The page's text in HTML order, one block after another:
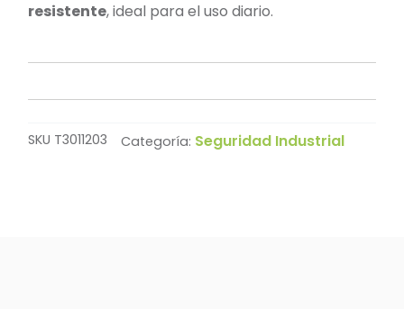
resistente, ideal para el uso diario.
SKU T3011203 Categoría: Seguridad Industrial